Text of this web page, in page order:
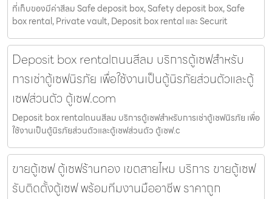
ที่เก็บของมีค่าสีลม Safe deposit box, Safety deposit box, Safe
box rental, Private vault, Deposit box rental และ Securit
Deposit box rentalถนนสีลม บริการตู้เซฟสำหรับ
การเช่าตู้เซฟนิรภัย เพื่อใช้งานเป็นตู้นิรภัยส่วนตัวและตู้
เซฟส่วนตัว ตู้เซฟ.com
Deposit box rentalถนนสีลม บริการตู้เซฟสำหรับการเช่าตู้เซฟนิรภัย เพื่อ
ใช้งานเป็นตู้นิรภัยส่วนตัวและตู้เซฟส่วนตัว ตู้เซฟ.c
ขายตู้เซฟ ตู้เซฟร้านทอง เขตสายไหม บริการ ขายตู้เซฟ
รับติดตั้งตู้เซฟ พร้อมทีมงานมืออาชีพ ราคาถูก